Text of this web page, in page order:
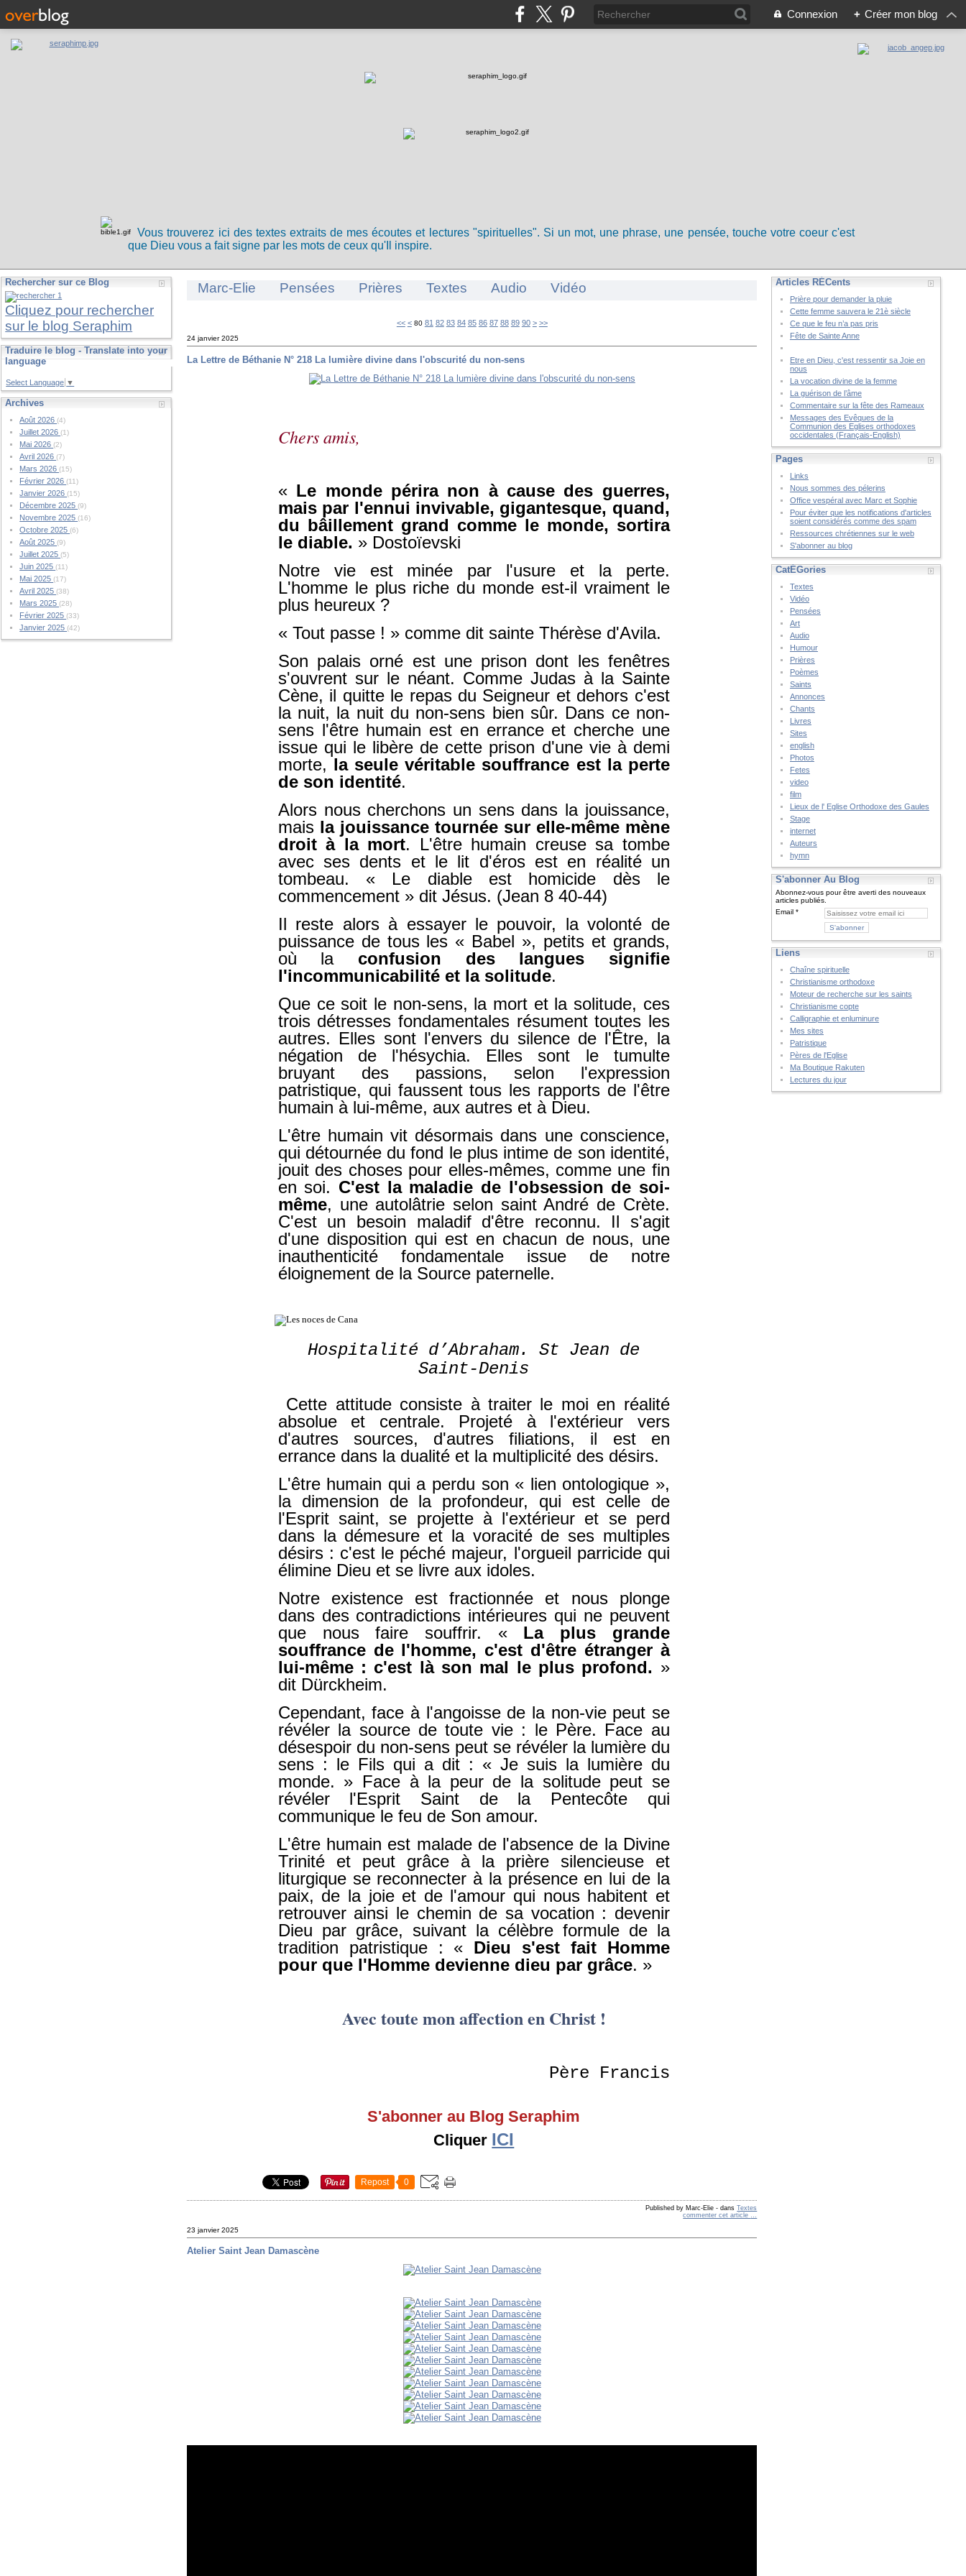
Connexion + Créer mon blog
Vous trouverez ici des textes extraits de mes écoutes et lectures "spirituelles". Si un mot, une phrase, une pensée, touche votre coeur c'est
que Dieu vous a fait signe par les mots de ceux qu'Il inspire.
Rechercher sur ce Blog
Cliquez pour rechercher
sur le blog Seraphim
Traduire le blog - Translate into your
language
Select Language ▼
Archives
Août 2026(4)
Juillet 2026(1)
Mai 2026(2)
Avril 2026(7)
Mars 2026(15)
Février 2026(11)
Janvier 2026(15)
Décembre 2025(9)
Novembre 2025(16)
Octobre 2025(6)
Août 2025(9)
Juillet 2025(5)
Juin 2025(11)
Mai 2025(17)
Avril 2025(38)
Mars 2025(28)
Février 2025(33)
Janvier 2025(42)
Marc-Elie Pensées Prières Textes Audio Vidéo
<< < 10
20
30
40
50
60
70
80 81 82 83 84 85 86 87 88 89 90 100
200
300
400
500
600
700
800
900
1000
1100
1200
1300
1400
1500
1600
1700
1800
1900
2000
2100
2200
2300
> >>
24 janvier 2025
La Lettre de Béthanie N° 218 La lumière divine dans l'obscurité du non-sens
Chers amis,
« Le monde périra non à cause des guerres,
mais par l'ennui invivable, gigantesque, quand,
du bâillement grand comme le monde, sortira
le diable. » Dostoïevski
Notre vie est minée par l'usure et la perte.
L'homme le plus riche du monde est-il vraiment le
plus heureux ?
« Tout passe ! » comme dit sainte Thérèse d'Avila.
Son palais orné est une prison dont les fenêtres
s'ouvrent sur le néant. Comme Judas à la Sainte
Cène, il quitte le repas du Seigneur et dehors c'est
la nuit, la nuit du non-sens bien sûr. Dans ce non-
sens l'être humain est en errance et cherche une
issue qui le libère de cette prison d'une vie à demi
morte, la seule véritable souffrance est la perte
de son identité.
Alors nous cherchons un sens dans la jouissance,
mais la jouissance tournée sur elle-même mène
droit à la mort. L'être humain creuse sa tombe
avec ses dents et le lit d'éros est en réalité un
tombeau. « Le diable est homicide dès le
commencement » dit Jésus. (Jean 8 40-44)
Il reste alors à essayer le pouvoir, la volonté de
puissance de tous les « Babel », petits et grands,
où la confusion des langues signifie
l'incommunicabilité et la solitude.
Que ce soit le non-sens, la mort et la solitude, ces
trois détresses fondamentales résument toutes les
autres. Elles sont l'envers du silence de l'Être, la
négation de l'hésychia. Elles sont le tumulte
bruyant des passions, selon l'expression
patristique, qui faussent tous les rapports de l'être
humain à lui-même, aux autres et à Dieu.
L'être humain vit désormais dans une conscience,
qui détournée du fond le plus intime de son identité,
jouit des choses pour elles-mêmes, comme une fin
en soi. C'est la maladie de l'obsession de soi-
même, une autolâtrie selon saint André de Crète.
C'est un besoin maladif d'être reconnu. Il s'agit
d'une disposition qui est en chacun de nous, une
inauthenticité fondamentale issue de notre
éloignement de la Source paternelle.
Hospitalité d’Abraham. St Jean de
Saint-Denis
Cette attitude consiste à traiter le moi en réalité
absolue et centrale. Projeté à l'extérieur vers
d'autres sources, d'autres filiations, il est en
errance dans la dualité et la multiplicité des désirs.
L'être humain qui a perdu son « lien ontologique »,
la dimension de la profondeur, qui est celle de
l'Esprit saint, se projette à l'extérieur et se perd
dans la démesure et la voracité de ses multiples
désirs : c'est le péché majeur, l'orgueil parricide qui
élimine Dieu et se livre aux idoles.
Notre existence est fractionnée et nous plonge
dans des contradictions intérieures qui ne peuvent
que nous faire souffrir. « La plus grande
souffrance de l'homme, c'est d'être étranger à
lui-même : c'est là son mal le plus profond. »
dit Dürckheim.
Cependant, face à l'angoisse de la non-vie peut se
révéler la source de toute vie : le Père. Face au
désespoir du non-sens peut se révéler la lumière du
sens : le Fils qui a dit : « Je suis la lumière du
monde. » Face à la peur de la solitude peut se
révéler l'Esprit Saint de la Pentecôte qui
communique le feu de Son amour.
L'être humain est malade de l'absence de la Divine
Trinité et peut grâce à la prière silencieuse et
liturgique se reconnecter à la présence en lui de la
paix, de la joie et de l'amour qui nous habitent et
retrouver ainsi le chemin de sa vocation : devenir
Dieu par grâce, suivant la célèbre formule de la
tradition patristique : « Dieu s'est fait Homme
pour que l'Homme devienne dieu par grâce. »
Avec toute mon affection en Christ !
Père Francis
S'abonner au Blog Seraphim
Cliquer ICI
Repost 0
Published by Marc-Elie - dansTextes
commenter cet article
23 janvier 2025
Atelier Saint Jean Damascène
Articles RÉCents
Prière pour demander la pluie
Cette femme sauvera le 21è siècle
Ce que le feu n’a pas pris
Fête de Sainte Anne
Etre en Dieu, c'est ressentir sa Joie en
nous
La vocation divine de la femme
La guérison de l’âme
Commentaire sur la fête des Rameaux
Messages des Evêques de la
Communion des Eglises orthodoxes
occidentales (Français-English)
Pages
Links
Nous sommes des pélerins
Office vespéral avec Marc et Sophie
Pour éviter que les notifications d'articles
soient considérés comme des spam
Ressources chrétiennes sur le web
S'abonner au blog
CatÉGories
Textes
Vidéo
Pensées
Art
Audio
Humour
Prières
Poèmes
Saints
Annonces
Chants
Livres
Sites
english
Photos
Fetes
video
film
Lieux de l' Eglise Orthodoxe des Gaules
Stage
internet
Auteurs
hymn
S'abonner Au Blog
Abonnez-vous pour être averti des nouveaux
articles publiés.
Email
Liens
Chaîne spirituelle
Christianisme orthodoxe
Moteur de recherche sur les saints
Christianisme copte
Calligraphie et enluminure
Mes sites
Patristique
Pères de l'Eglise
Ma Boutique Rakuten
Lectures du jour